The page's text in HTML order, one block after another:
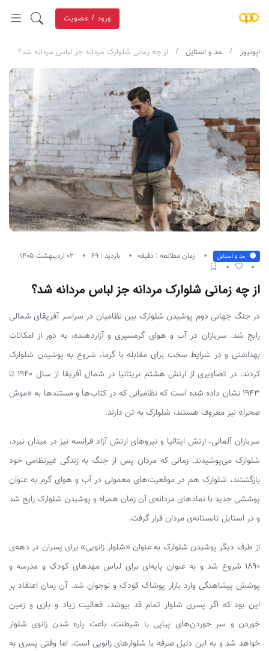
ورود / عضویت
اپونیوز مد و استایل از چه زمانی شلوارک مردانه جز لباس مردانه شد؟
مد و استایل زمان مطالعه : دقیقه بازدید : 69
از چه زمانی شلوارک مردانه جز لباس مردانه شد؟
در جنگ جهانی دوم پوشیدن شلوارک بین نظامیان در سراسر آفریقای شمالی
رایج شد. سربازان در آب و هوای گرمسیری و آزاردهنده، به دور از امکانات
بهداشتی و در شرایط سخت برای مقابله با گرما، شروع به پوشیدن شلوارک
کردند. در تصاویری از ارتش هشتم بریتانیا در شمال آفریقا از سال ۱۹۴۰ تا
۱۹۴۳ نشان داده شده­ است که نظامیانی که در کتاب­‌ها و مستندها به «موش
صحرا» نیز معروف هستند، شلوارک به تن دارند.
سربازان آلمانی، ارتش ایتالیا و نیروهای ارتش آزاد فرانسه نیز در میدان نبرد،
شلوارک می‌­پوشیدند. زمانی که مردان پس از جنگ به زندگی غیرنظامی خود
بازگشتند، شلوارک هم در موقعیت­‌های معمولی در آب و هوای گرم به عنوان
پوششی جدید با نمادهای مردانه­‌ی آن زمان همراه و پوشیدن شلوارک رایج شد
و در استایل تابستانه‌ی مردان قرار گرفت.
از طرف دیگر پوشیدن شلوارک به عنوان «شلوار زانویی» برای پسران در دهه‌ی
۱۸۹۰ شروع شد و به عنوان پایه‌­ای برای لباس­ مهدهای کودک و مدرسه و
پوشش پیشاهنگی وارد بازار پوشاک کودک و نوجوان شد. آن زمان اعتقاد بر
این بود که اگر پسری شلوار تمام قد بپوشد، فعالیت زیاد و بازی و زمین
خوردن و سر خوردن‌های پیاپی با شیطنت، باعث پاره شدن زانوی شلوار
خواهد شد و به این دلیل صرفه با شلوارهای زانویی است. اما وقتی پسری به